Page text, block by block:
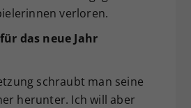
verloren.
das neue Jahr
schraubt man seine
herunter. Ich will aber